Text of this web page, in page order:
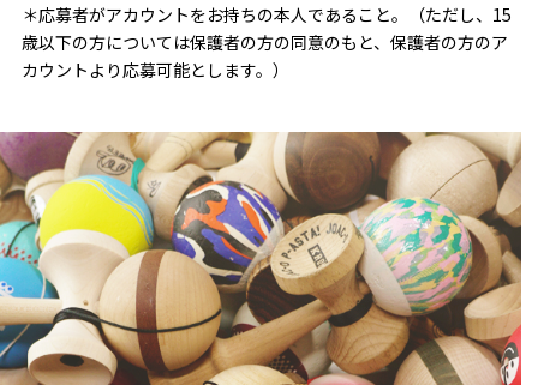
＊応募者がアカウントをお持ちの本人であること。（ただし、15
歳以下の方については保護者の方の同意のもと、保護者の方のア
カウントより応募可能とします。）